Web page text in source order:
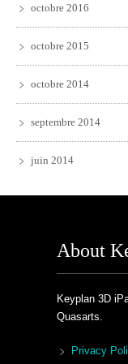
octobre 2016
octobre 2015
octobre 2014
septembre 2014
juin 2014
About
Keyplan 3D
Quasarts.
Privacy